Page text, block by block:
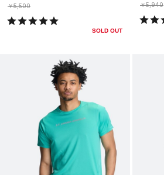
￥5,500
SOLD OUT
￥5,940